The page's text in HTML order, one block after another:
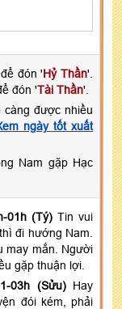
đón 'Hỷ Thần'.
đón 'Tài Thần'.
càng được nhiều
ngày tốt xuất
Nam gặp Hạc
01h (Tý) Tin vui
đi hướng Nam.
may mắn. Người
gặp thuận lợi.
03h (Sửu) Hay
đói kém, phải